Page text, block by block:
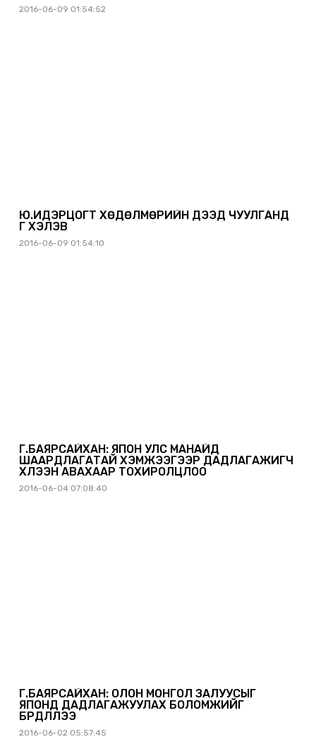
2016-06-09 01:54:52
Ю.ИДЭРЦОГТ ХӨДӨЛМӨРИЙН ДЭЭД ЧУУЛГАНД
ҮГ ХЭЛЭВ
2016-06-09 01:54:10
Г.БАЯРСАЙХАН: ЯПОН УЛС МАНАЙД
ШААРДЛАГАТАЙ ХЭМЖЭЭГЭЭР ДАДЛАГАЖИГЧ
ХҮЛЭЭН АВАХААР ТОХИРОЛЦЛОО
2016-06-04 07:08:40
Г.БАЯРСАЙХАН: ОЛОН МОНГОЛ ЗАЛУУСЫГ
ЯПОНД ДАДЛАГАЖУУЛАХ БОЛОМЖИЙГ
БҮРДҮҮЛЛЭЭ
2016-06-02 05:57:45